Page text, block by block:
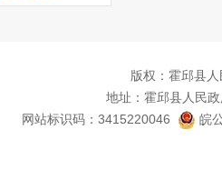
化解
通
导决
版权：霍邱县
地址：霍邱县人民
网站标识码：3415220046
皖